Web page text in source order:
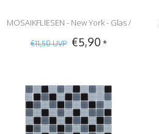
MOSAIKFLIESEN - New York - Glas /
Edelstahl - beige / rose´ / silber
€11,50UVP €5,90 *